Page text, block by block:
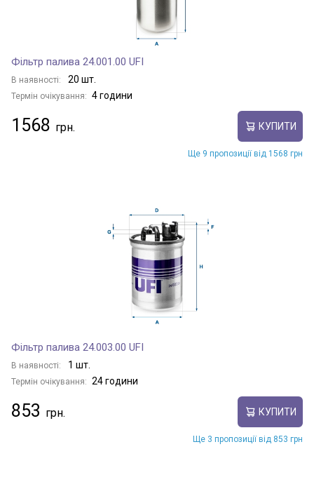
Фільтр палива 24.001.00 UFI
В наявності: 20 шт.
Термін очікування: 4 години
1568 КУПИТИ
Ще 9 пропозиції від 1568 грн
Фільтр палива 24.003.00 UFI
В наявності: 1 шт.
Термін очікування: 24 години
853 КУПИТИ
Ще 3 пропозиції від 853 грн